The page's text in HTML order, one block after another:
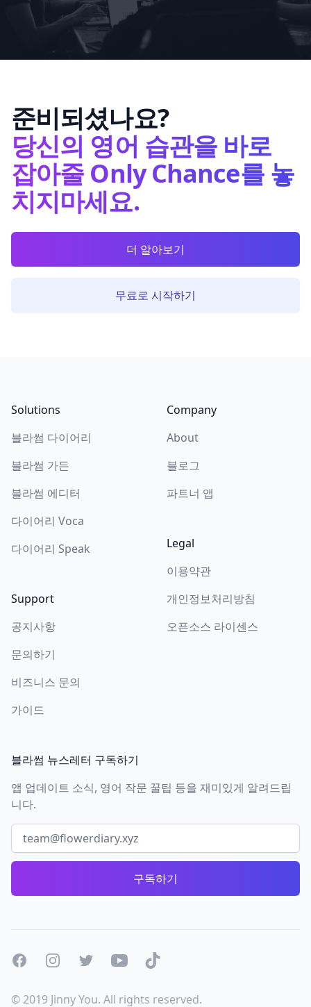
준비되셨나요?
당신의 영어 습관을 바로
잡아줄 Only Chance를 놓
치지마세요.
더 알아보기
무료로 시작하기
Solutions
블라썸 다이어리
블라썸 가든
블라썸 에디터
다이어리 Voca
다이어리 Speak
Support
공지사항
문의하기
비즈니스 문의
가이드
Company
About
블로그
파트너 앱
Legal
이용약관
개인정보처리방침
오픈소스 라이센스
블라썸 뉴스레터 구독하기
앱 업데이트 소식, 영어 작문 꿀팁 등을 재미있게 알려드립
니다.
이메일 주소
구독하기
FacebookInstagramTwitterYoutubeTiktok
© 2019 Jinny You. All rights reserved.